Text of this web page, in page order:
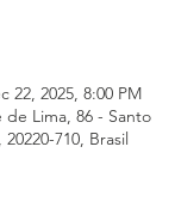
22, 2025, 8:00 PM
Lima, 86 - Santo
710, Brasil